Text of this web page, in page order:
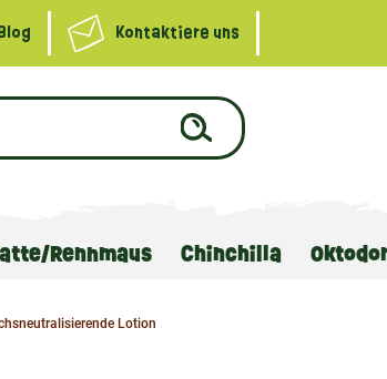
Kontaktiere uns
Rennmaus Chinchilla
Lotion